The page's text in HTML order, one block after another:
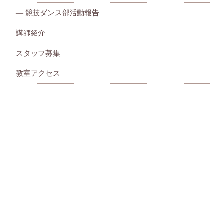
— 競技ダンス部活動報告
講師紹介
スタッフ募集
教室アクセス